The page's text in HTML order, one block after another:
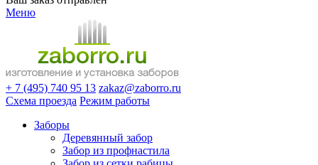
Меню
+ 7 (495) 740 95 13 zakaz@zaborro.ru
Схема проезда Режим работы
Заборы
Деревянный забор
Забор из профнастила